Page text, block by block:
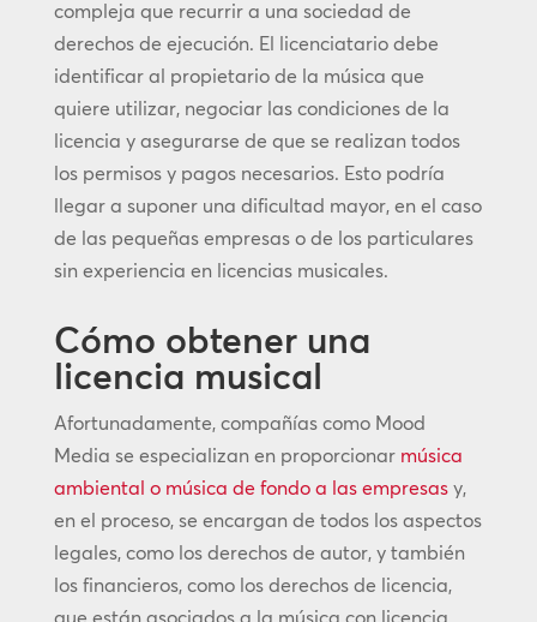
compleja que recurrir a una sociedad de
derechos de ejecución. El licenciatario debe
identificar al propietario de la música que
quiere utilizar, negociar las condiciones de la
licencia y asegurarse de que se realizan todos
los permisos y pagos necesarios. Esto podría
llegar a suponer una dificultad mayor, en el caso
de las pequeñas empresas o de los particulares
sin experiencia en licencias musicales.
Cómo obtener una
licencia musical
Afortunadamente, compañías como Mood
Media se especializan en proporcionar música
ambiental o música de fondo a las empresasy,
en el proceso, se encargan de todos los aspectos
legales, como los derechos de autor, y también
los financieros, como los derechos de licencia,